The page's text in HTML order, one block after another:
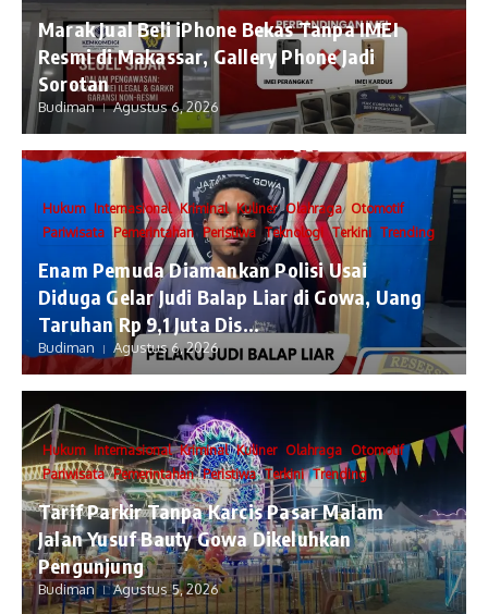
​Marak Jual Beli iPhone Bekas Tanpa IMEI
Resmi di Makassar, Gallery Phone Jadi
Sorotan
Budiman Agustus 6, 2026
Hukum Internasional Kriminal Kuliner Olahraga Otomotif
Pariwisata Pemerintahan Peristiwa Teknologi Terkini Trending
Enam Pemuda Diamankan Polisi Usai
Diduga Gelar Judi Balap Liar di Gowa, Uang
Taruhan Rp 9,1 Juta Dis...
Budiman Agustus 6, 2026
Hukum Internasional Kriminal Kuliner Olahraga Otomotif
Pariwisata Pemerintahan Peristiwa Terkini Trending
Tarif Parkir Tanpa Karcis Pasar Malam
Jalan Yusuf Bauty Gowa Dikeluhkan
Pengunjung
Budiman Agustus 5, 2026